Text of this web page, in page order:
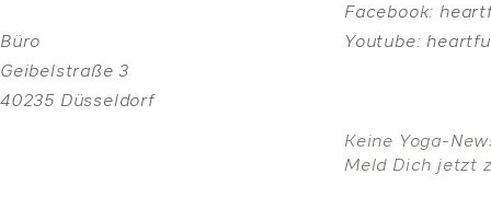
Büro
Geibelstraße 3
40235 Düsseldorf
Facebook:
Youtube:
Keine Yoga-
Meld Dich jetzt